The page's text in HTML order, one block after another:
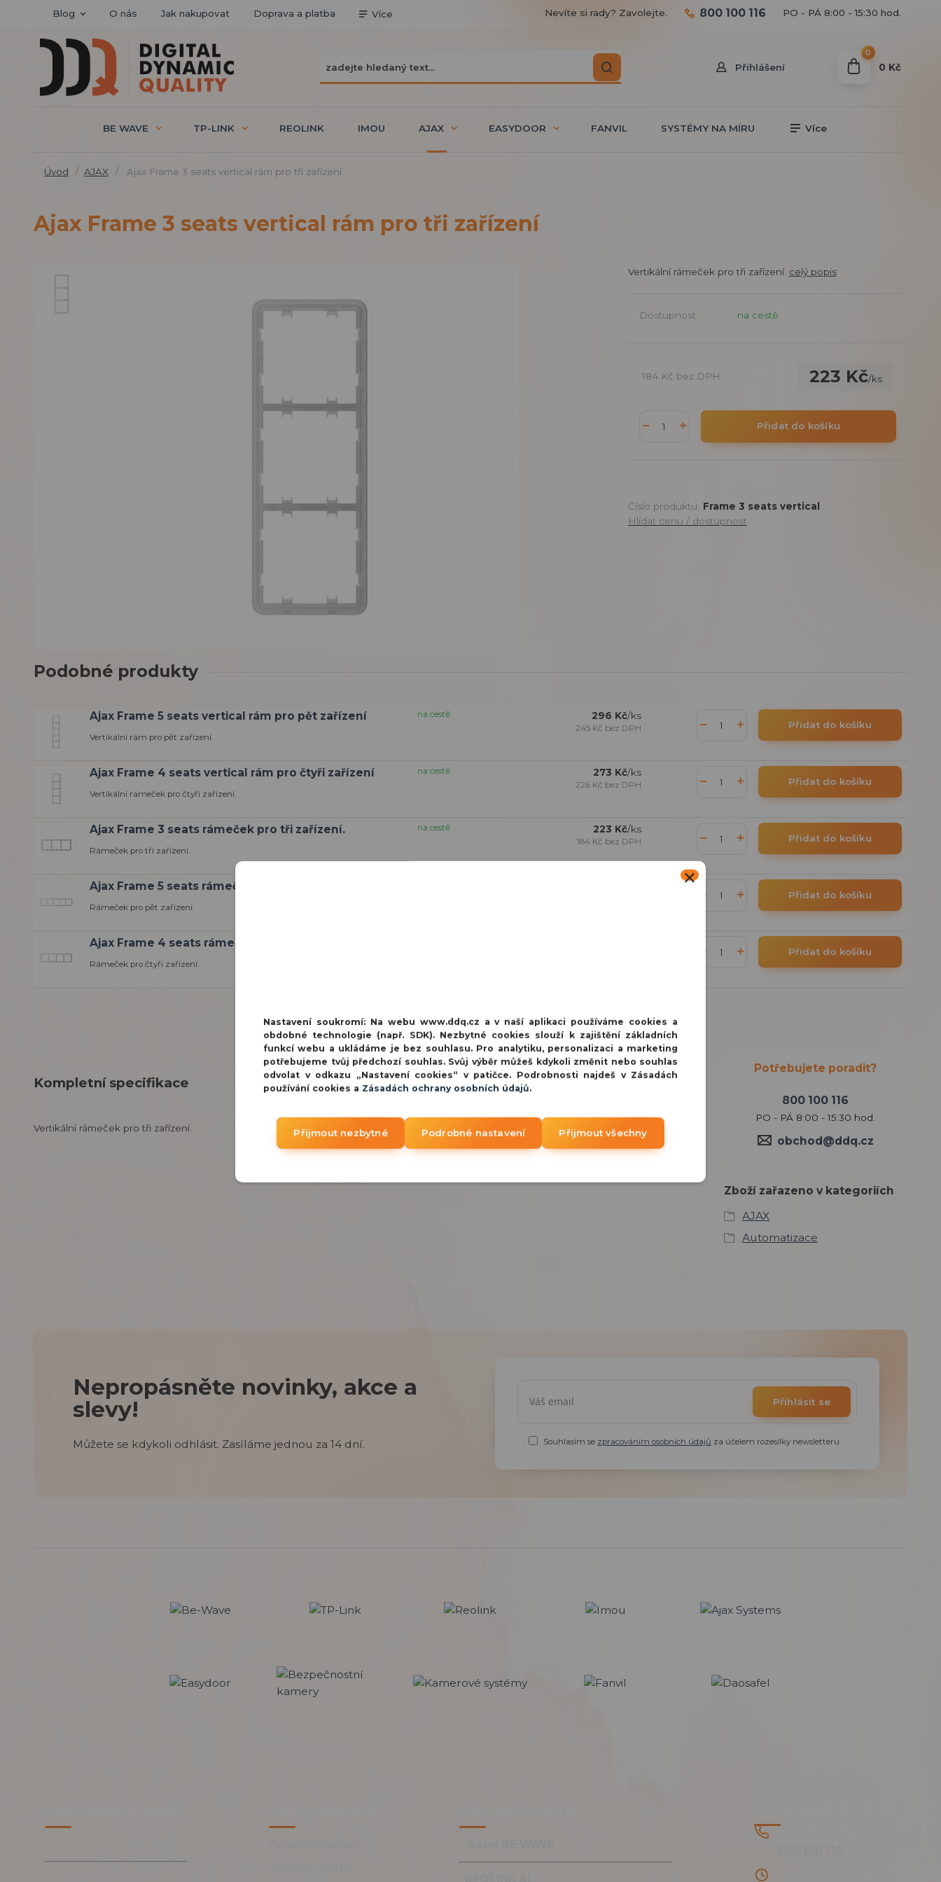
Blog O nás Jak nakupovat Doprava a platba Více
Přihlášení
Nevíte si rady? Zavolejte. 800 100 116 PO - PÁ 8:00 - 15:30 hod.
0
0 Kč
BE WAVE TP-LINK REOLINK IMOU AJAX EASYDOOR FANVIL SYSTÉMY NA MÍRU Více
Úvod AJAX Ajax Frame 3 seats vertical rám pro tři zařízení
Ajax Frame 3 seats vertical rám pro tři zařízení
Vertikální rámeček pro tři zařízení. celý popis
Dostupnost na cestě
223 Kč/ks
184 Kč bez DPH
Přidat do košíku
Číslo produktu: Frame 3 seats vertical
Hlídat cenu / dostupnost
Podobné produkty
Ajax Frame 5 seats vertical rám pro pět zařízení
Vertikální rám pro pět zařízení.
296 Kč/ks
245 Kč bez DPH
na cestě
Přidat do košíku
Ajax Frame 4 seats vertical rám pro čtyři zařízení
Vertikální rámeček pro čtyři zařízení.
273 Kč/ks
226 Kč bez DPH
na cestě
Přidat do košíku
Ajax Frame 3 seats rámeček pro tři zařízení.
Rámeček pro tři zařízení.
223 Kč/ks
184 Kč bez DPH
na cestě
Přidat do košíku
Ajax Frame 5 seats rámeček pro pět zařízení
Rámeček pro pět zařízení.
Přidat do košíku
Ajax Frame 4 seats rámeček pro čtyři zařízení
Rámeček pro čtyři zařízení.
Přidat do košíku
Kompletní specifikace
Vertikální rámeček pro tři zařízení.
Potřebujete poradit?
800 100 116
PO - PÁ 8:00 - 15:30 hod.
obchod@ddq.cz
Zboží zařazeno v kategoriích
AJAX
Automatizace
Nepropásněte novinky, akce a
slevy!
Můžete se kdykoli odhlásit. Zasíláme jednou za 14 dní.
Přihlásit se
Souhlasím se zpracováním osobních údajů za účelem rozesílky newsletteru.
Nastavení soukromí: Na webu www.ddq.cz a v naší aplikaci používáme cookies a
obdobné technologie (např. SDK). Nezbytné cookies slouží k zajištění základních
funkcí webu a ukládáme je bez souhlasu. Pro analytiku, personalizaci a marketing
potřebujeme tvůj předchozí souhlas. Svůj výběr můžeš kdykoli změnit nebo souhlas
odvolat v odkazu „Nastavení cookies“ v patičce. Podrobnosti najdeš v Zásadách
používání cookies a Zásadách ochrany osobních údajů.
Přijmout nezbytné Podrobné nastavení Přijmout všechny